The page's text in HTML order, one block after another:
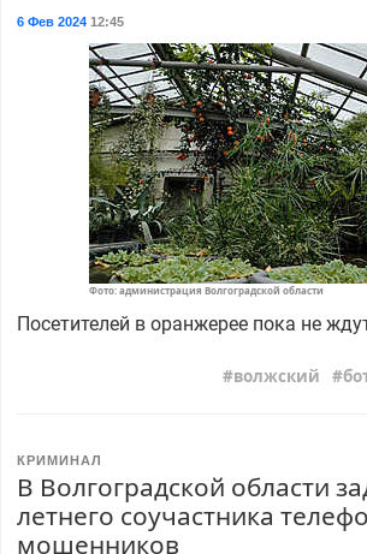
6 Фев 202412:45
Фото: администрация Волгоградской области
Посетителей в оранжерее пока не
волжский
КРИМИНАЛ
В Волгоградской области
летнего соучастника
мошенников